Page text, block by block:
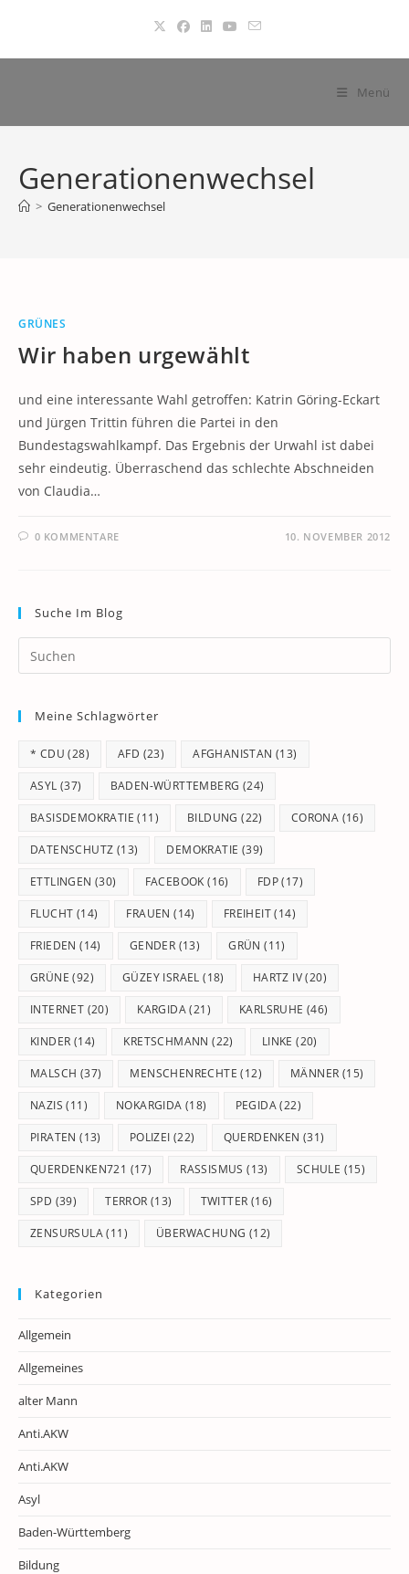
springen
Menü
Generationenwechsel
> Generationenwechsel
GRÜNES
Wir haben urgewählt
und eine interessante Wahl getroffen: Katrin Göring-Eckart
und Jürgen Trittin führen die Partei in den
Bundestagswahlkampf. Das Ergebnis der Urwahl ist dabei
sehr eindeutig. Überraschend das schlechte Abschneiden
von Claudia…
0 KOMMENTARE 10. NOVEMBER 2012
Suche Im Blog
Meine Schlagwörter
* CDU (28) AFD (23) AFGHANISTAN (13)
ASYL (37) BADEN-WÜRTTEMBERG (24)
BASISDEMOKRATIE (11) BILDUNG (22) CORONA (16)
DATENSCHUTZ (13) DEMOKRATIE (39)
ETTLINGEN (30) FACEBOOK (16) FDP(17)
FLUCHT (14) FRAUEN (14) FREIHEIT(14)
FRIEDEN (14) GENDER (13) GRÜN (11)
GRÜNE (92) GÜZEY ISRAEL (18) HARTZ IV(20)
INTERNET (20) KARGIDA(21) KARLSRUHE (46)
KINDER (14) KRETSCHMANN (22) LINKE (20)
MALSCH (37) MENSCHENRECHTE (12) MÄNNER (15)
NAZIS (11) NOKARGIDA (18) PEGIDA(22)
PIRATEN (13) POLIZEI (22) QUERDENKEN (31)
QUERDENKEN721 (17) RASSISMUS (13) SCHULE (15)
SPD (39) TERROR (13) TWITTER (16)
ZENSURSULA(11) ÜBERWACHUNG (12)
Kategorien
Allgemein
Allgemeines
alter Mann
Anti.AKW
Anti.AKW
Asyl
Baden-Württemberg
Bildung